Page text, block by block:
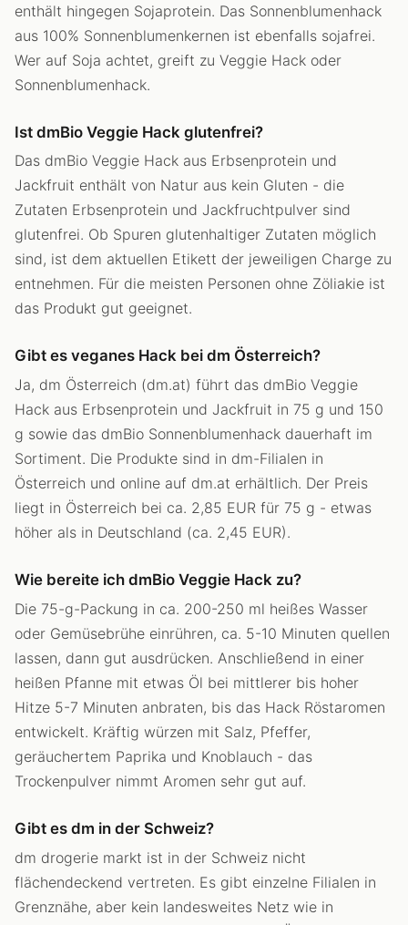
enthält hingegen Sojaprotein. Das Sonnenblumenhack
aus 100% Sonnenblumenkernen ist ebenfalls sojafrei.
Wer auf Soja achtet, greift zu Veggie Hack oder
Sonnenblumenhack.
Ist dmBio Veggie Hack glutenfrei?
Das dmBio Veggie Hack aus Erbsenprotein und
Jackfruit enthält von Natur aus kein Gluten - die
Zutaten Erbsenprotein und Jackfruchtpulver sind
glutenfrei. Ob Spuren glutenhaltiger Zutaten möglich
sind, ist dem aktuellen Etikett der jeweiligen Charge zu
entnehmen. Für die meisten Personen ohne Zöliakie ist
das Produkt gut geeignet.
Gibt es veganes Hack bei dm Österreich?
Ja, dm Österreich (dm.at) führt das dmBio Veggie
Hack aus Erbsenprotein und Jackfruit in 75 g und 150
g sowie das dmBio Sonnenblumenhack dauerhaft im
Sortiment. Die Produkte sind in dm-Filialen in
Österreich und online auf dm.at erhältlich. Der Preis
liegt in Österreich bei ca. 2,85 EUR für 75 g - etwas
höher als in Deutschland (ca. 2,45 EUR).
Wie bereite ich dmBio Veggie Hack zu?
Die 75-g-Packung in ca. 200-250 ml heißes Wasser
oder Gemüsebrühe einrühren, ca. 5-10 Minuten quellen
lassen, dann gut ausdrücken. Anschließend in einer
heißen Pfanne mit etwas Öl bei mittlerer bis hoher
Hitze 5-7 Minuten anbraten, bis das Hack Röstaromen
entwickelt. Kräftig würzen mit Salz, Pfeffer,
geräuchertem Paprika und Knoblauch - das
Trockenpulver nimmt Aromen sehr gut auf.
Gibt es dm in der Schweiz?
dm drogerie markt ist in der Schweiz nicht
flächendeckend vertreten. Es gibt einzelne Filialen in
Grenznähe, aber kein landesweites Netz wie in